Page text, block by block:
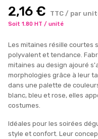
2,16 € TTC / par
Soit 1.80 HT / unité
Les mitaines résille courtes
polyvalent et tendance.
mitaines au design ajouré
morphologies grâce à leur
dans une palette de
blanc, bleu et rose, elles
costumes.
Idéales pour les soirées
style et confort. Leur